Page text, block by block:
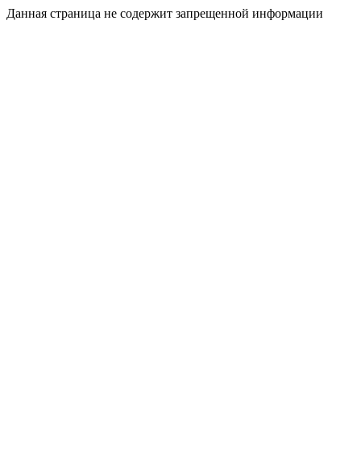
Данная страница не содержит запрещенной информации